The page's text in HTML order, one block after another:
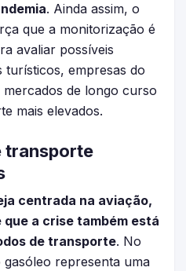
. Ainda assim, o
que a monitorização é
avaliar possíveis
turísticos, empresas do
de longo curso
mais elevados.
transporte
centrada na aviação,
a crise também está
de transporte. No
representa uma